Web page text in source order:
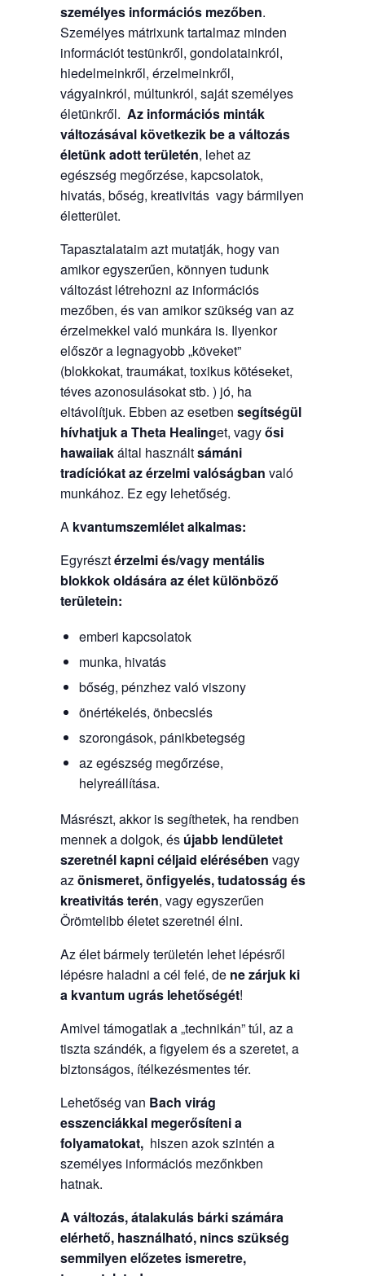
személyes információs mezőben.
Személyes mátrixunk tartalmaz minden
információt testünkről, gondolatainkról,
hiedelmeinkről, érzelmeinkről,
vágyainkról, múltunkról, saját személyes
életünkről. Az információs minták
változásával következik be a változás
életünk adott területén, lehet az
egészség megőrzése, kapcsolatok,
hivatás, bőség, kreativitás vagy bármilyen
életterület.
Tapasztalataim azt mutatják, hogy van
amikor egyszerűen, könnyen tudunk
változást létrehozni az információs
mezőben, és van amikor szükség van az
érzelmekkel való munkára is. Ilyenkor
először a legnagyobb „köveket”
(blokkokat, traumákat, toxikus kötéseket,
téves azonosulásokat stb. ) jó, ha
eltávolítjuk. Ebben az esetben segítségül
hívhatjuk aTheta Healinget, vagyősi
hawaiiakáltal használtsámáni
tradíciókataz érzelmi valóságban való
munkához. Ez egy lehetőség.
A kvantumszemléletalkalmas:
Egyrésztérzelmi és/vagy mentális
blokkok oldásáraaz élet különböző
területein:
emberi kapcsolatok
munka, hivatás
bőség, pénzhez való viszony
önértékelés, önbecslés
szorongások, pánikbetegség
az egészség megőrzése,
helyreállítása.
Másrészt, akkor is segíthetek, ha rendben
mennek a dolgok, és újabb lendületet
szeretnél kapni céljaid elérésében vagy
azönismeret, önfigyelés, tudatosság és
kreativitás terén, vagy egyszerűen
Örömtelibb életet szeretnél élni.
Az élet bármely területén lehet lépésről
lépésre haladni a cél felé, de ne zárjuk ki
a kvantum ugrás lehetőségét!
Amivel támogatlak a „technikán” túl, az a
tiszta szándék, a figyelem és a szeretet, a
biztonságos, ítélkezésmentes tér.
Lehetőség van Bach virág
esszenciákkal megerősíteni a
folyamatokat,hiszen azok szintén a
személyes információs mezőnkben
hatnak.
A változás, átalakulás bárki számára
elérhető, használható, nincs szükség
semmilyen előzetes ismeretre,